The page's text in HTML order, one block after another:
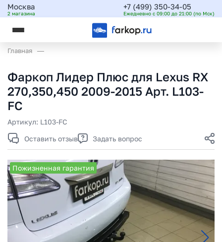
Москва
2 магазина
+7 (499) 350-34-05
Ежедневно с 09:00 до 21:00 (по Мск)
Главная
Фаркоп Лидер Плюс для Lexus RX
270,350,450 2009-2015 Арт. L103-
FC
Артикул: L103-FC
Оставить отзыв
Задать вопрос
Пожизненная гарантия